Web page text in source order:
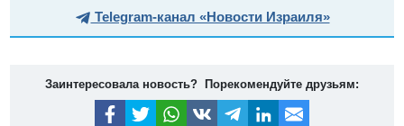
Telegram-канал «Новости Израиля»
Заинтересовала новость? Порекомендуйте друзьям: